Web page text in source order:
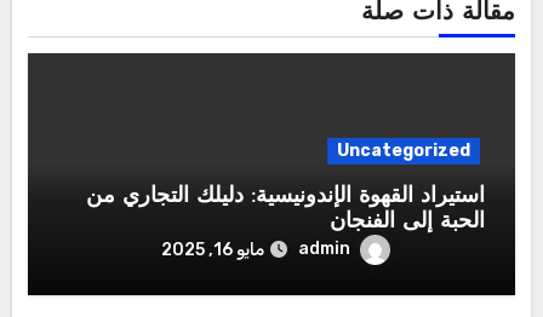
مقالة ذات صلة
Uncategorized
استيراد القهوة الإندونيسية: دليلك التجاري من
الحبة إلى الفنجان
admin مايو 16, 2025